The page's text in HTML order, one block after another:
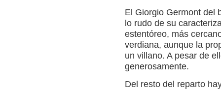
El Giorgio Germont del
lo rudo de su
estentóreo, más
verdiana, aunque la
un villano. A pesar de
generosamente.
Del resto del reparto